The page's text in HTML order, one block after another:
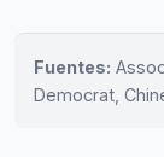
Fuentes:
Democrat,